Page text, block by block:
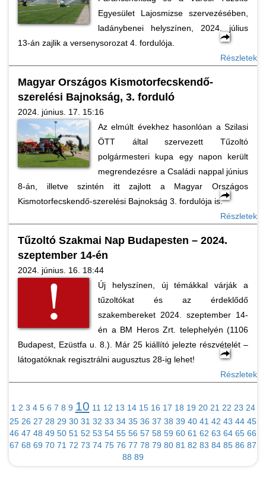
Egyesület Lajosmizse szervezésében,
ladánybenei helyszínen, 2024. július
13-án zajlik a versenysorozat 4. fordulója.
Részletek
Magyar Országos Kismotorfecskendő-
szerelési Bajnokság, 3. forduló
2024. június. 17. 15:16
Az elmúlt évekhez hasonlóan a Szilasi
ÖTT által szervezett Tűzoltó
polgármesteri kupa egy napon került
megrendezésre a Családi nappal június
8-án, illetve szintén itt zajlott a Magyar Országos
Kismotorfecskendő-szerelési Bajnokság 3. fordulója is.
Részletek
Tűzoltó Szakmai Nap Budapesten – 2024.
szeptember 14-én
2024. június. 16. 18:44
Új helyszínen, új témákkal várják a
tűzoltókat és az érdeklődő
szakembereket 2024. szeptember 14-
én a BM Heros Zrt. telephelyén (1106
Budapest, Ezüstfa u. 8.). Már 25 kiállító jelezte részvételét –
látogatóknak regisztrálni augusztus 28-ig lehet!
Részletek
1 2 3 4 5 6 7 8 9 10 11 12 13 14 15 16 17 18 19 20 21 22 23 24
25 26 27 28 29 30 31 32 33 34 35 36 37 38 39 40 41 42 43 44 45
46 47 48 49 50 51 52 53 54 55 56 57 58 59 60 61 62 63 64 65 66
67 68 69 70 71 72 73 74 75 76 77 78 79 80 81 82 83 84 85 86 87
88 89